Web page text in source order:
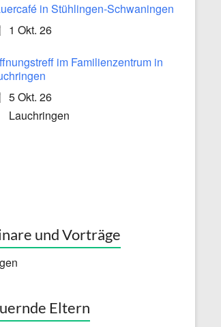
in Stühlingen-Schwaningen
1 Okt. 26
im Familienzentrum in
5 Okt. 26
Lauchringen
und Vorträge
Eltern